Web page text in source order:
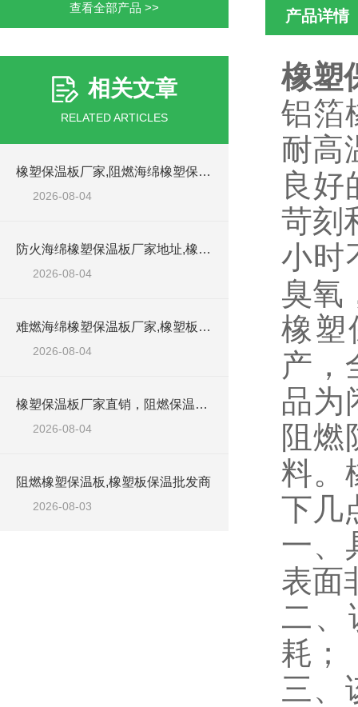
查看全部产品 >>
相关文章
RELATED ARTICLES
橡塑保温板厂家,阻燃海绵橡塑保温板厂家出售
2026-08-04
防火海绵橡塑保温板厂家地址,橡塑批发商
2026-08-04
难燃海绵橡塑保温板厂家,橡塑板阻燃保温棉
2026-08-04
橡塑保温板厂家直销，阻燃保温橡塑板材
2026-08-04
阻燃橡塑保温板,橡塑板保温批发商
2026-08-03
产品详情
橡塑
铝箔
耐高
良好
苛刻
小时
臭氧
橡塑
产，
品为
阻燃
料。
下几
一、
表面
二、
耗；
三、